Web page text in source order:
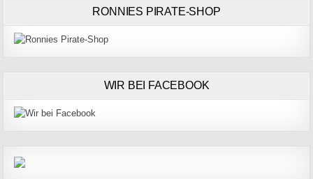
RONNIES PIRATE-SHOP
WIR BEI FACEBOOK